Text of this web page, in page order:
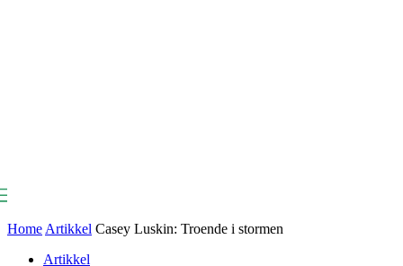
Home Artikkel Casey Luskin: Troende i stormen
Artikkel